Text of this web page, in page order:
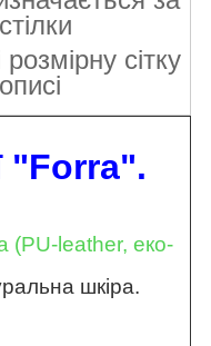
сітку
"Forra".
(PU-leather, еко-
шкіра.